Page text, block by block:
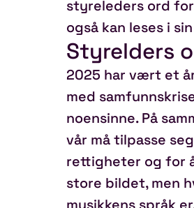
styreleders ord
også kan leses i
Styrelders
2025 har vært et
med
noensinne. På
vår må tilpasse
rettigheter og for
store bildet, men